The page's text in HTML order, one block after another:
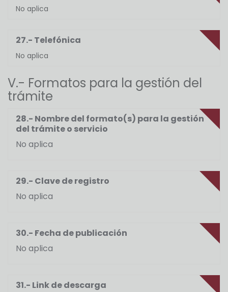
No aplica
27.- Telefónica
No aplica
V.- Formatos para la gestión del
trámite
28.- Nombre del formato(s) para la gestión
del trámite o servicio
No aplica
29.- Clave de registro
No aplica
30.- Fecha de publicación
No aplica
31.- Link de descarga